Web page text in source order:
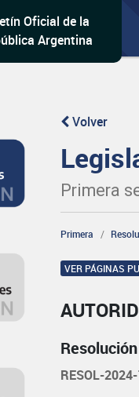
Oficial de la
Argentina
Volver
Primera
Primera
VER PÁGINAS
RESOL-